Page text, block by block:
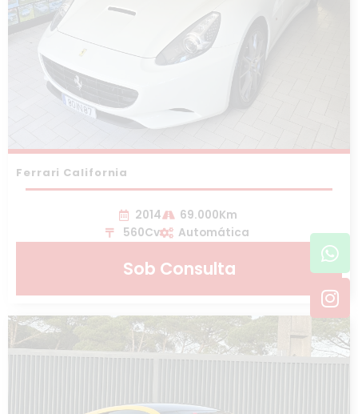
Ferrari California
2014
69.000Km
560Cv
Automática
Sob Consulta